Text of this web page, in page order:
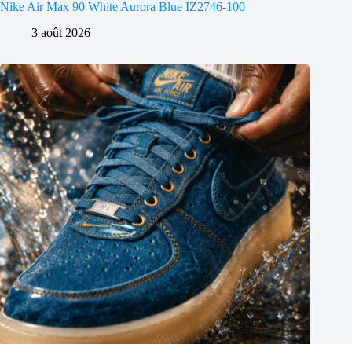
Nike Air Max 90 White Aurora Blue IZ2746-100
3 août 2026